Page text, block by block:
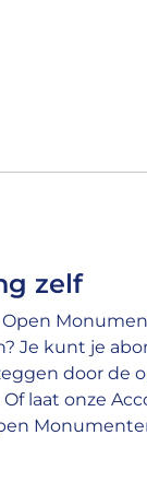
zelf
Je kunt je
door de
laat onze